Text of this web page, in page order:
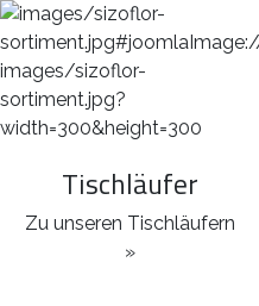
Tischläufer
Zu unseren Tischläufern
»